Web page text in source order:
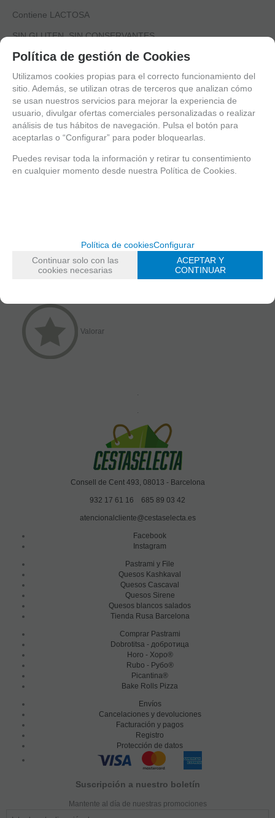
Contiene LACTOSA
SIN GLUTEN, SIN CONSERVANTES
Fabricante: ELVI OOD, Bulgaria
Distribuidor: Punto Culminante 06, S.L Consell de cent 493,local
2 08013 Barcelona(España)
DESCRIPCIÓN TÉCNICA
MARCA
BOJENTSI
FAMILIAS RELACIONADAS
Lácteos y huevos
Yogur Búlgaro
Solicitar más info Recomendar
Valorar
.
.
Consell de Cent 493, 08013 - Barcelona
932 17 61 16 685 89 03 42
atencionalcliente@cestaselecta.es
Facebook
Instagram
Pastrami y File
Quesos Kashkaval
Quesos Cascaval
Quesos Sirene
Quesos blancos salados
Tienda Rusa Barcelona
Comprar Pastrami
Dobrotitsa - добротица
Horo - Хоро®
Rubo - Рубо®
Picantina®
Bake Rolls Pizza
Envíos
Cancelaciones y devoluciones
Facturación y pagos
Registro
Protección de datos
Suscripción a nuestro boletín
Mantente al día de nuestras promociones
Política de gestión de Cookies
Utilizamos cookies propias para el correcto funcionamiento del
sitio. Además, se utilizan otras de terceros que analizan cómo
se usan nuestros servicios para mejorar la experiencia de
usuario, divulgar ofertas comerciales personalizadas o realizar
análisis de tus hábitos de navegación. Pulsa el botón para
aceptarlas o “Configurar” para poder bloquearlas.
Puedes revisar toda la información y retirar tu consentimiento
en cualquier momento desde nuestra Política de Cookies.
Política de cookiesConfigurar
Continuar solo con las
cookies necesarias
ACEPTAR Y
CONTINUAR